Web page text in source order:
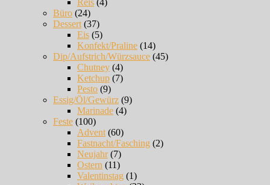
Büro (24)
Dessert (37)
Eis (5)
Konfekt/Praline (14)
Dip/Aufstrich/Würzsauce (45)
Chutney (4)
Ketchup (7)
Pesto (9)
Essig/Öl/Gewürz (9)
Marinade (4)
Feste (100)
Advent (60)
Fastnacht/Fasching (2)
Neujahr(7)
Ostern (11)
Valentinstag (1)